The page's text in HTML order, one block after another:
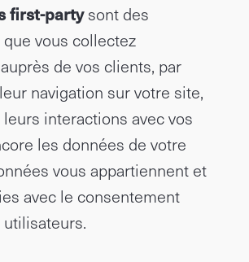
first-partysont des
vous collectez
de vos clients, par
navigation sur votre site,
interactions avec vos
les données de votre
vous appartiennent et
avec le consentement